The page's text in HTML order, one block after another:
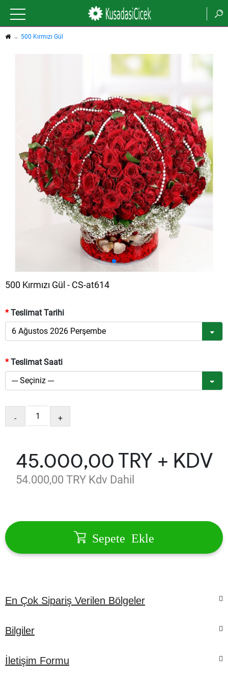
500 Kırmızı Gül
500 Kırmızı Gül - CS-at614
Teslimat Tarihi
Teslimat Saati
- +
45.000,00 TRY + KDV
54.000,00 TRY Kdv Dahil
Sepete Ekle
En Çok Sipariş Verilen Bölgeler
Kuşadası Çiçek
Bilgiler
İletişim Formu
İade ve İptal Politikamız
İletişim Formu